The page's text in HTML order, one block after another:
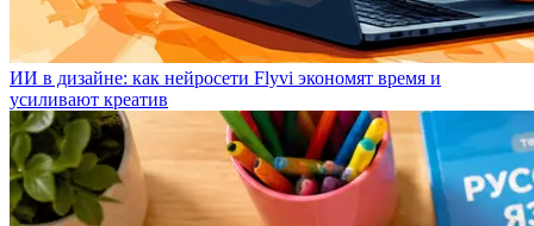
ИИ в дизайне: как нейросети Flyvi экономят время и
усиливают креатив